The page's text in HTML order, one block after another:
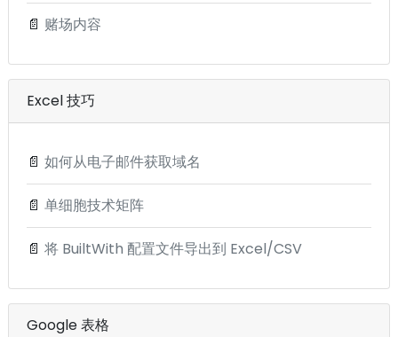
📄 赌场内容
Excel 技巧
📄 如何从电子邮件获取域名
📄 单细胞技术矩阵
📄 将 BuiltWith 配置文件导出到 Excel/CSV
Google 表格